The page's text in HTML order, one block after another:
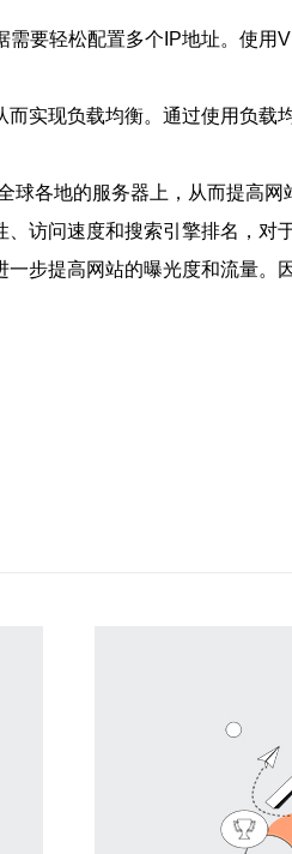
要轻松配置多个IP地址。使用
实现负载均衡。通过使用负载
各地的服务器上，从而提高
访问速度和搜索引擎排名，
步提高网站的曝光度和流量